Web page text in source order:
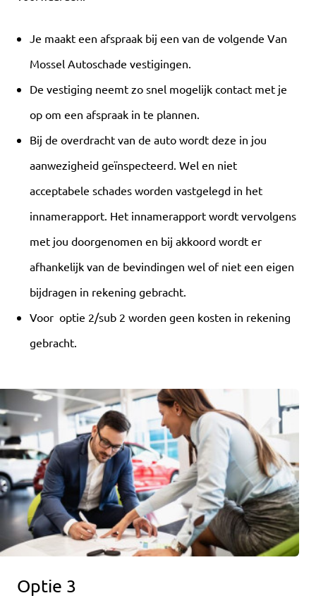
Je maakt een afspraak bij een van de volgende Van
Mossel Autoschade vestigingen.
De vestiging neemt zo snel mogelijk contact met je
op om een afspraak in te plannen.
Bij de overdracht van de auto wordt deze in jou
aanwezigheid geïnspecteerd. Wel en niet
acceptabele schades worden vastgelegd in het
innamerapport. Het innamerapport wordt vervolgens
met jou doorgenomen en bij akkoord wordt er
afhankelijk van de bevindingen wel of niet een eigen
bijdragen in rekening gebracht.
Voor optie 2/sub 2 worden geen kosten in rekening
gebracht.
Optie 3